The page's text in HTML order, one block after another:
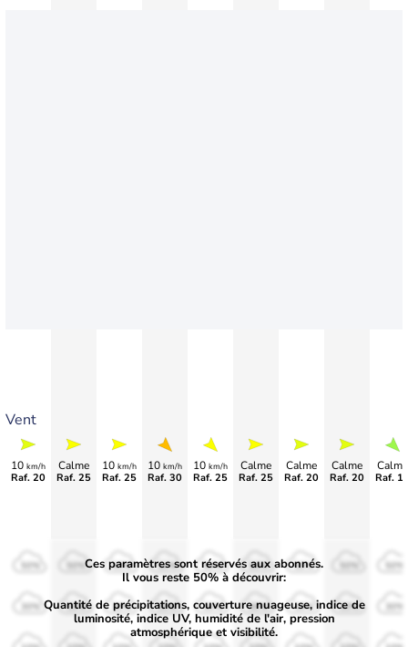
Vent
10 km/h
Raf. 20
Calme
Raf. 25
10 km/h
Raf. 25
10 km/h
Raf. 30
10 km/h
Raf. 25
Calme
Raf. 25
Calme
Raf. 20
Calme
Raf. 20
Calme
Raf.
50%
30%
50%
30%
50%
30%
50%
30%
50%
30%
50%
30%
50%
30% 30% 30%
Ces paramètres sont réservés aux abonnés.
Il vous reste 50% à découvrir:
Quantité de précipitations, couverture nuageuse, indice de
luminosité, indice UV, humidité de l'air, pression
atmosphérique et visibilité.